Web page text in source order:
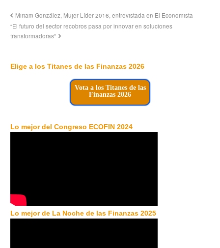
Miriam González, Mujer Líder 2016, entrevistada en El Economista
“El futuro del sector recobros pasa por innovar en soluciones
transformadoras”
Elige a los Titanes de las Finanzas 2026
Vota a los Titanes de las
Finanzas 2026
Lo mejor del Congreso ECOFIN 2024
Lo mejor de La Noche de las Finanzas 2025